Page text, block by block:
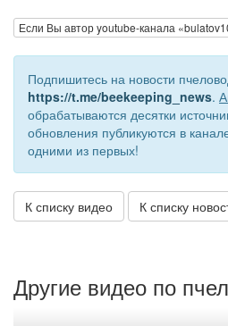
Если Вы автор youtube-канала
Подпишитесь на новости
https://t.me/beekeeping_news.
обрабатываются десятки
обновления публикуются в
одними из первых!
К списку видео К списку
Другие видео по